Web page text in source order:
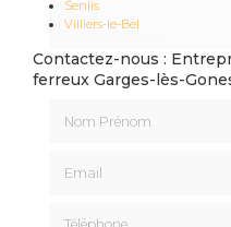
Senlis
Villiers-le-Bel
Contactez-nous :
ferreux Garges-lès-